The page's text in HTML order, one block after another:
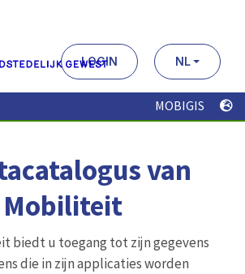
LOGIN NL
MOBIGIS
van
Mobiliteit
biedt u toegang tot zijn gegevens
die in zijn applicaties worden